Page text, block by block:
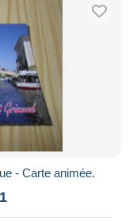
- Carte animée.